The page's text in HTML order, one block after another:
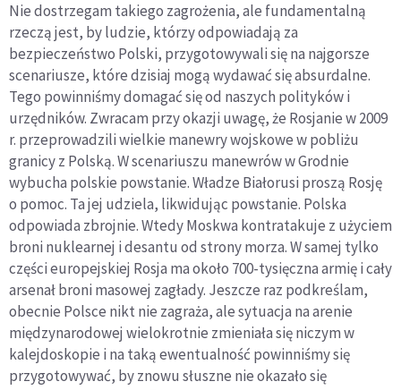
Nie dostrzegam takiego zagrożenia, ale fundamentalną
rzeczą jest, by ludzie, którzy odpowiadają za
bezpieczeństwo Polski, przygotowywali się na najgorsze
scenariusze, które dzisiaj mogą wydawać się absurdalne.
Tego powinniśmy domagać się od naszych polityków i
urzędników. Zwracam przy okazji uwagę, że Rosjanie w 2009
r. przeprowadzili wielkie manewry wojskowe w pobliżu
granicy z Polską. W scenariuszu manewrów w Grodnie
wybucha polskie powstanie. Władze Białorusi proszą Rosję
o pomoc. Ta jej udziela, likwidując powstanie. Polska
odpowiada zbrojnie. Wtedy Moskwa kontratakuje z użyciem
broni nuklearnej i desantu od strony morza. W samej tylko
części europejskiej Rosja ma około 700-tysięczna armię i cały
arsenał broni masowej zagłady. Jeszcze raz podkreślam,
obecnie Polsce nikt nie zagraża, ale sytuacja na arenie
międzynarodowej wielokrotnie zmieniała się niczym w
kalejdoskopie i na taką ewentualność powinniśmy się
przygotowywać, by znowu słuszne nie okazało się